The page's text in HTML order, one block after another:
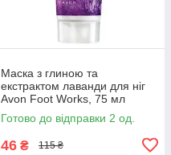
Маска з глиною та
екстрактом лаванди для ніг
Avon Foot Works, 75 мл
Готово до відправки 2 од.
46 ₴ 115 ₴